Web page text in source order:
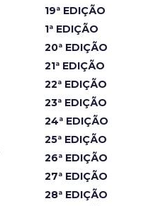
19ª EDIÇÃO
1ª EDIÇÃO
20ª EDIÇÃO
21ª EDIÇÃO
22ª EDIÇÃO
23ª EDIÇÃO
24ª EDIÇÃO
25ª EDIÇÃO
26ª EDIÇÃO
27ª EDIÇÃO
28ª EDIÇÃO